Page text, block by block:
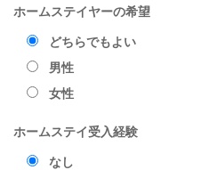
ホームステイヤーの希望
どちらでもよい
男性
女性
ホームステイ受入経験
なし